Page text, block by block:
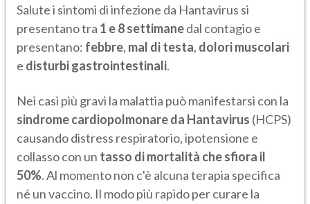
Salute i sintomi di infezione da Hantavirus si
presentano tra 1 e 8 settimanedal contagio e
presentano: febbre, mal di testa, dolori muscolari
e disturbi gastrointestinali.
Nei casi più gravi la malattia può manifestarsi con la
sindrome cardiopolmonare da Hantavirus (HCPS)
causando distress respiratorio, ipotensione e
collasso con un tasso di mortalità che sfiora il
50%. Al momento non c'è alcuna terapia specifica
né un vaccino. Il modo più rapido per curare la